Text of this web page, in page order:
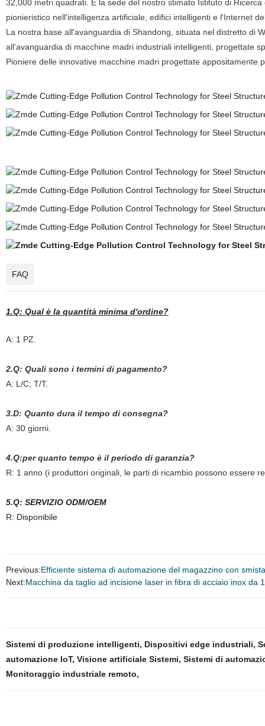
32,000 metri quadrati. È la sede del nostro stimato Istituto di
pionieristico nell'intelligenza artificiale, edifici intelligenti e l'Internet
La nostra base all'avanguardia di Shandong, situata nel distretto di
all'avanguardia di macchine madri industriali intelligenti, progettate
Pioniere delle innovative macchine madri progettate appositamente
FAQ
1.Q: Qual è la quantità minima d'ordine?
A: 1 PZ.
2.Q: Quali sono i termini di pagamento?
A: L/C; T/T.
3.D: Quanto dura il tempo di consegna?
A: 30 giorni.
4.Q:per quanto tempo è il periodo di garanzia?
R: 1 anno (i produttori originali, le parti di ricambio possono essere
5.Q: SERVIZIO ODM/OEM
R: Disponibile
Previous:Efficiente sistema di automazione del magazzino con
Next:Macchina da taglio ad incisione laser in fibra di acciaio inox da
Sistemi di produzione intelligenti, Dispositivi edge industriali,
automazione IoT, Visione artificiale Sistemi, Sistemi di
Monitoraggio industriale remoto,